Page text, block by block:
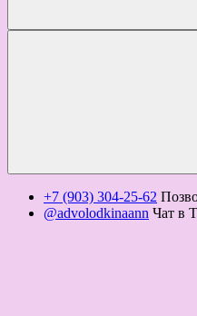
+7 (903) 304-25-62
@advolodkinaann Чат в